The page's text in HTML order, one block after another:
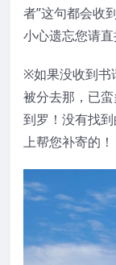
者”这句都会收
小心遗忘您请
※如果没收到书
被分去那，已
到罗！没有找
上帮您补寄的！